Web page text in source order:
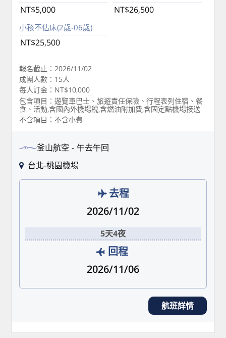
NT$5,000 NT$26,500
小孩不佔床(2歲-06歲)
NT$25,500
報名截止：2026/11/02
成團人數：15人
每人訂金：NT$10,000
包含項目：遊覽車巴士、旅遊責任保險、行程表列住宿、餐
食、活動,含國內外機場稅,含燃油附加費,含固定點機場接送
不含項目：不含小費
釜山航空
午去午回
台北-桃園機場
去程
2026/11/02
5天4夜
回程
2026/11/06
航班詳情